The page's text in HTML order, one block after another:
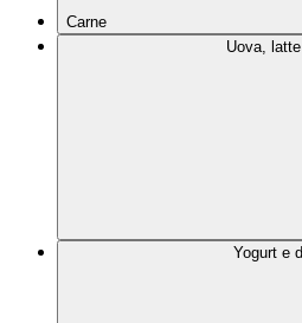
Carne
Uova,
Yogurt e